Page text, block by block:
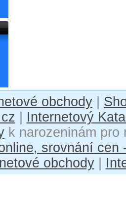
obchody
Internetový
k narozeninám
srovnání cen
obchody|